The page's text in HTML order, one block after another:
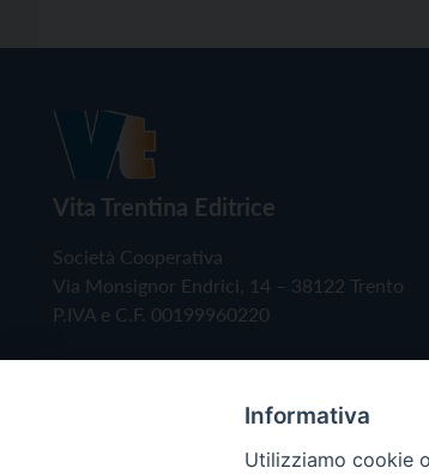
Vita Trentina Editrice
Società Cooperativa
Via Monsignor Endrici, 14 – 38122 Trento
P.IVA e C.F. 00199960220
Informativa
Utilizziamo cookie